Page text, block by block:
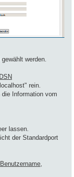
werden.
rein.
die Information vom
lassen.
der Standardport